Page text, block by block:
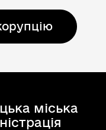
міська